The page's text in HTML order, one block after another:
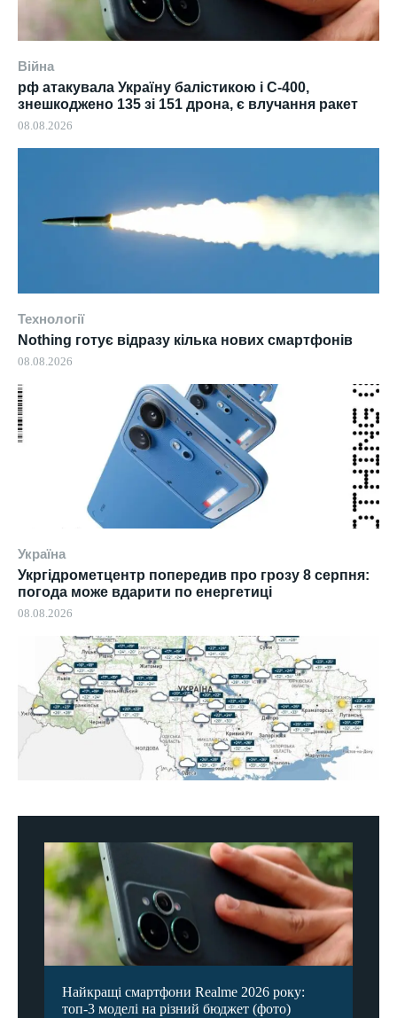
Війна
рф атакувала Україну балістикою і С-400,
знешкоджено 135 зі 151 дрона, є влучання ракет
08.08.2026
Технології
Nothing готує відразу кілька нових смартфонів
08.08.2026
Україна
Укргідрометцентр попередив про грозу 8 серпня:
погода може вдарити по енергетиці
08.08.2026
Найкращі смартфони Realme 2026 року:
топ-3 моделі на різний бюджет (фото)